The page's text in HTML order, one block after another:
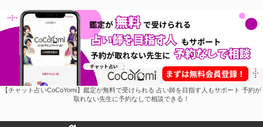
【チャット占いCoCoYomi】鑑定が無料で受けられる 占い師を目指す人もサポート 予約が
取れない先生に予約なしで相談できる！